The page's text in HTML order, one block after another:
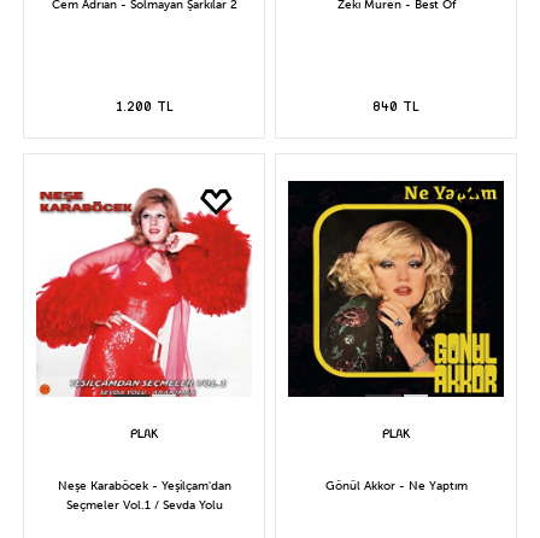
Cem Adrian - Solmayan Şarkılar 2
1.200 TL
Zeki Müren - Best Of
840 TL
Neşe Karaböcek - Yeşilçam'dan
Seçmeler Vol.1 / Sevda Yolu
Gönül Akkor - Ne Yaptım